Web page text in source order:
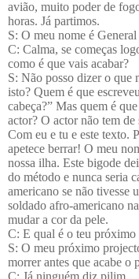
avião, muito poder de
horas. Já partimos.
S: O meu nome é
C: Calma, se começas
como é que vais acabar?
S: Não posso dizer o que
isto? Quem é que
cabeça?” Mas quem é
actor? O actor não tem
Com eu e tu e este texto.
apetece berrar! O meu
nossa ilha. Este bigode
do método e nunca seria
americano se não tivesse
soldado afro-americano
mudar a cor da pele.
C: E qual é o teu próximo
S: O meu próximo
morrer antes que acabe o
C: Já ninguém diz pilim.